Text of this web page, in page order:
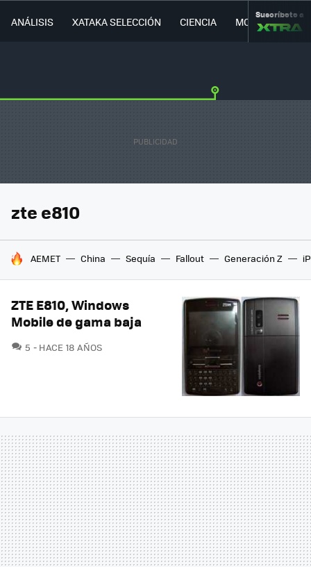
ANÁLISIS XATAKA SELECCIÓN CIENCIA MOVILIDAD
Suscríbete a
zte e810
HOY SE HABLA DE
AEMET China Sequía Fallout Generación Z
ZTE E810, Windows
Mobile de gama baja
5 COMENTARIOS
HACE 18 AÑOS